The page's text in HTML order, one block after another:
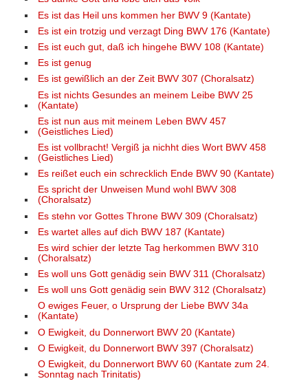
Es ist das Heil uns kommen her BWV 9 (Kantate)
Es ist ein trotzig und verzagt Ding BWV 176 (Kantate)
Es ist euch gut, daß ich hingehe BWV 108 (Kantate)
Es ist genug
Es ist gewißlich an der Zeit BWV 307 (Choralsatz)
Es ist nichts Gesundes an meinem Leibe BWV 25
(Kantate)
Es ist nun aus mit meinem Leben BWV 457
(Geistliches Lied)
Es ist vollbracht! Vergiß ja nichht dies Wort BWV 458
(Geistliches Lied)
Es reißet euch ein schrecklich Ende BWV 90 (Kantate)
Es spricht der Unweisen Mund wohl BWV 308
(Choralsatz)
Es stehn vor Gottes Throne BWV 309 (Choralsatz)
Es wartet alles auf dich BWV 187 (Kantate)
Es wird schier der letzte Tag herkommen BWV 310
(Choralsatz)
Es woll uns Gott genädig sein BWV 311 (Choralsatz)
Es woll uns Gott genädig sein BWV 312 (Choralsatz)
O ewiges Feuer, o Ursprung der Liebe BWV 34a
(Kantate)
O Ewigkeit, du Donnerwort BWV 20 (Kantate)
O Ewigkeit, du Donnerwort BWV 397 (Choralsatz)
O Ewigkeit, du Donnerwort BWV 60 (Kantate zum 24.
Sonntag nach Trinitatis)